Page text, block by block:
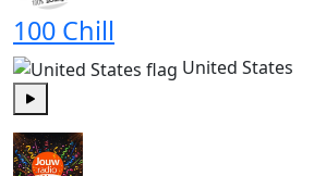
100 Chill
United States